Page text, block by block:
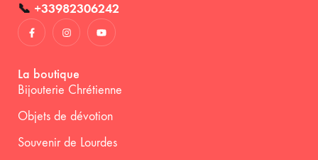
📞 +33982306242
La boutique
Bijouterie Chrétienne
Objets de dévotion
Souvenir de Lourdes